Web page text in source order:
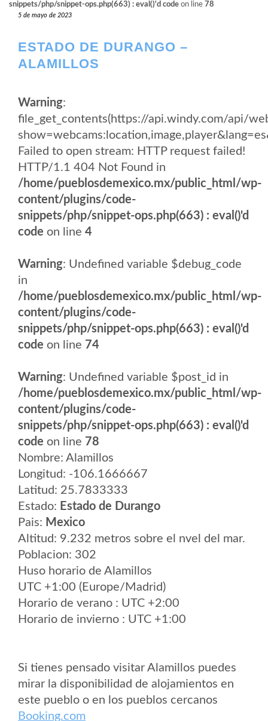
snippets/php/snippet-ops.php(663) : eval()'d code on line 78
5 de mayo de 2023
ESTADO DE DURANGO –
ALAMILLOS
Warning:
file_get_contents(https://api.windy.com/api/
Failed to open stream: HTTP request failed!
HTTP/1.1 404 Not Found in
/home/pueblosdemexico.mx/public_html/wp-
content/plugins/code-
snippets/php/snippet-ops.php(663) : eval()'d
code on line 4
Warning: Undefined variable $debug_code
in
/home/pueblosdemexico.mx/public_html/wp-
content/plugins/code-
snippets/php/snippet-ops.php(663) : eval()'d
code on line 74
Warning: Undefined variable $post_id in
/home/pueblosdemexico.mx/public_html/wp-
content/plugins/code-
snippets/php/snippet-ops.php(663) : eval()'d
code on line 78
Nombre: Alamillos
Longitud: -106.1666667
Latitud: 25.7833333
Estado: Estado de Durango
Pais: Mexico
Altitud: 9.232 metros sobre el nvel del mar.
Poblacion: 302
Huso horario de Alamillos
UTC +1:00 (Europe/Madrid)
Horario de verano : UTC +2:00
Horario de invierno : UTC +1:00
Si tienes pensado visitar Alamillos puedes
mirar la disponibilidad de alojamientos en
este pueblo o en los pueblos cercanos
Booking.com